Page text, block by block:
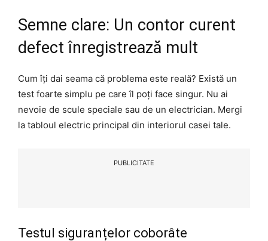
Semne clare: Un contor curent
defect înregistrează mult
Cum îți dai seama că problema este reală? Există un
test foarte simplu pe care îl poți face singur. Nu ai
nevoie de scule speciale sau de un electrician. Mergi
la tabloul electric principal din interiorul casei tale.
PUBLICITATE
Testul siguranțelor coborâte